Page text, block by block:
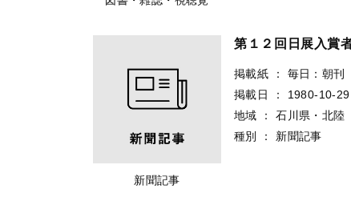
出版者 ： 美術出版社
種別 ： 図書